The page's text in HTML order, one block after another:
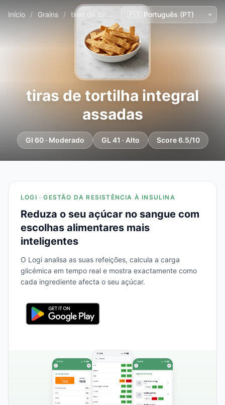
Início / Grains / tiras de tortilha integral assadas
tiras de tortilha integral
assadas
GI 60 · Moderado GL 41 · Alto Score 6.5/10
LOGI · GESTÃO DA RESISTÊNCIA À INSULINA
Reduza o seu açúcar no sangue com
escolhas alimentares mais
inteligentes
O Logi analisa as suas refeições, calcula a carga
glicémica em tempo real e mostra exactamente como
cada ingrediente afecta o seu açúcar.